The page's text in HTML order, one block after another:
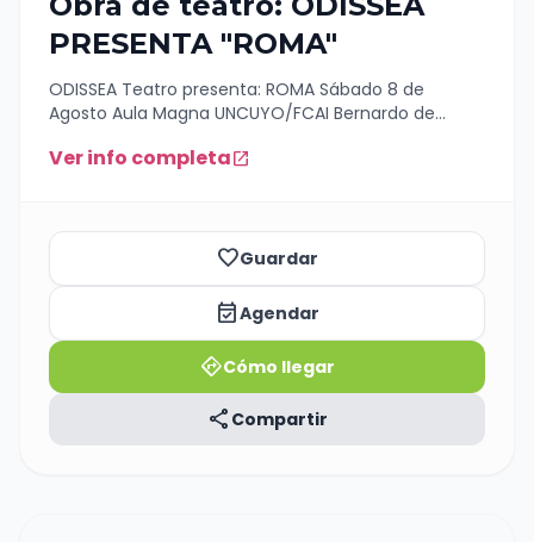
PRESENTA "ROMA"
ODISSEA Teatro presenta: ROMA Sábado 8 de
Agosto Aula Magna UNCUYO/FCAI Bernardo de
puerta de entrada $20000 Solicitar las anticipadas
Ver info completaopen_in_new
favorite_borderGuardar
event_availableAgendar
directionsCómo llegar
share Compartir